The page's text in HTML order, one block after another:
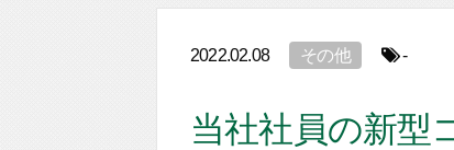
2022.02.08 その他 -
当社社員の新型